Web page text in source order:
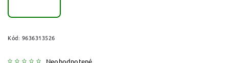
Kód: 9636313526
Neohodnotené